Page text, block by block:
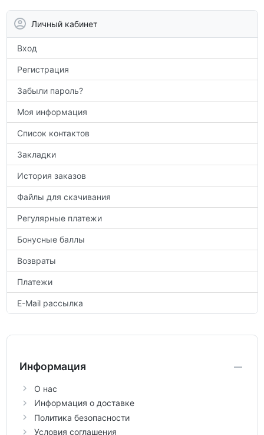
по предметам.
Личный кабинет
Вход
Регистрация
Забыли пароль?
Моя информация
Список контактов
Закладки
История заказов
Файлы для скачивания
Регулярные платежи
Бонусные баллы
Возвраты
Платежи
E-Mail рассылка
Информация
О нас
Информация о доставке
Политика безопасности
Условия соглашения